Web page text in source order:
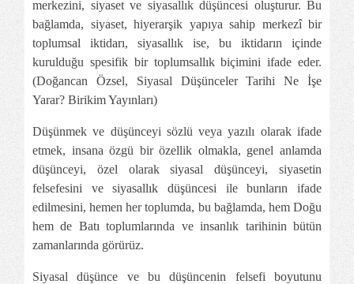
merkezini, siyaset ve siyasallık düşüncesi oluşturur. Bu
bağlamda, siyaset, hiyerarşik yapıya sahip merkezî bir
toplumsal iktidarı, siyasallık ise, bu iktidarın içinde
kurulduğu spesifik bir toplumsallık biçimini ifade eder.
(Doğancan Özsel, Siyasal Düşünceler Tarihi Ne İşe
Yarar? Birikim Yayınları)
Düşünmek ve düşünceyi sözlü veya yazılı olarak ifade
etmek, insana özgü bir özellik olmakla, genel anlamda
düşünceyi, özel olarak siyasal düşünceyi, siyasetin
felsefesini ve siyasallık düşüncesi ile bunların ifade
edilmesini, hemen her toplumda, bu bağlamda, hem Doğu
hem de Batı toplumlarında ve insanlık tarihinin bütün
zamanlarında görürüz.
Siyasal düşünce ve bu düşüncenin felsefi boyutunu